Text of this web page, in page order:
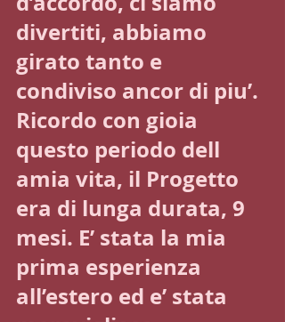
divertiti, abbiamo
girato tanto e
condiviso ancor di piu’.
Ricordo con gioia
questo periodo dell
amia vita, il Progetto
era di lunga durata, 9
mesi. E’ stata la mia
prima esperienza
all’estero ed e’ stata